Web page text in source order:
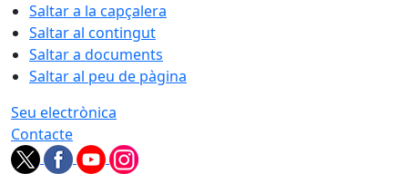
Saltar a la capçalera
Saltar al contingut
Saltar a documents
Saltar al peu de pàgina
Seu electrònica
Contacte